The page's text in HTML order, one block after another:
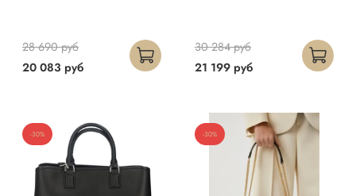
20 083 руб
28 690 руб
21 199 руб
30 284 руб
-30% -30%